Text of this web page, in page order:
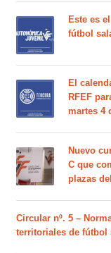
Este es
fútbol
El
RFEF
martes 4
Nuevo
C que
plazas
Circular nº. 5 –
territoriales de fútbol